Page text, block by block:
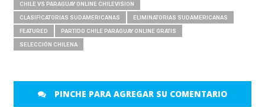
CHILE VS PARAGUAY ONLINE CHILEVISION
CLASIFICATORIAS SUDAMERICANAS ELIMINATORIAS SUDAMERICANAS
FEATURED PARTIDO CHILE PARAGUAY ONLINE GRATIS
SELECCIÓN CHILENA
PINCHE PARA AGREGAR SU COMENTARIO